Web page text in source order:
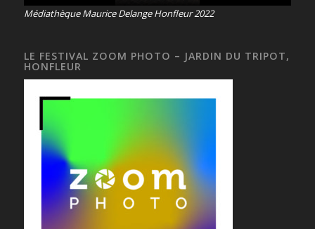
Médiathèque Maurice Delange Honfleur 2022
LE FESTIVAL ZOOM PHOTO – JARDIN DU TRIPOT,
HONFLEUR